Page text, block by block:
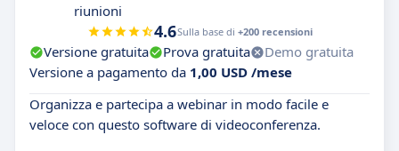
riunioni
4.6Sulla base di +200 recensioni
Versione gratuita Prova gratuita
Demo gratuita
Versione a pagamento da 1,00 USD /mese
Organizza e partecipa a webinar in modo facile e
veloce con questo software di videoconferenza.